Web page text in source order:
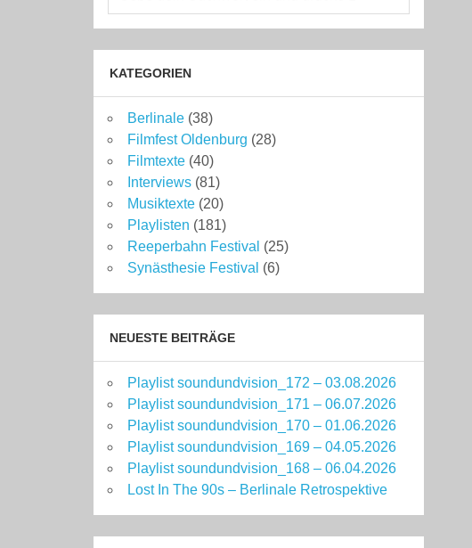
KATEGORIEN
Berlinale (38)
Filmfest Oldenburg (28)
Filmtexte (40)
Interviews (81)
Musiktexte (20)
Playlisten (181)
Reeperbahn Festival (25)
Synästhesie Festival (6)
NEUESTE BEITRÄGE
Playlist soundundvision_172 – 03.08.2026
Playlist soundundvision_171 – 06.07.2026
Playlist soundundvision_170 – 01.06.2026
Playlist soundundvision_169 – 04.05.2026
Playlist soundundvision_168 – 06.04.2026
Lost In The 90s – Berlinale Retrospektive